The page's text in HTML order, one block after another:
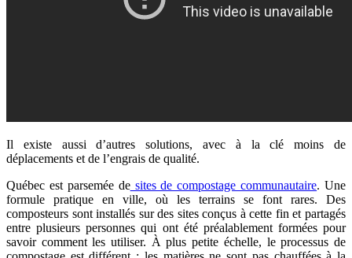
Il existe aussi d’autres solutions, avec à la clé moins de
déplacements et de l’engrais de qualité.
Québec est parsemée desites de compostage communautaire. Une
formule pratique en ville, où les terrains se font rares. Des
composteurs sont installés sur des sites conçus à cette fin et partagés
entre plusieurs personnes qui ont été préalablement formées pour
savoir comment les utiliser. À plus petite échelle, le processus de